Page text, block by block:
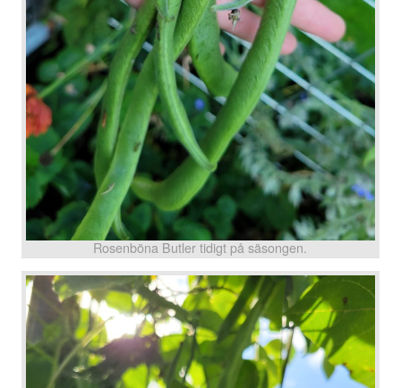
Rosenböna Butler tidigt på säsongen.